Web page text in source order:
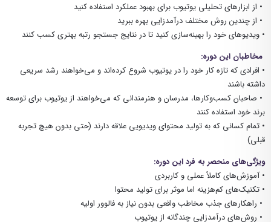
• از ابزارهای تحلیلی یوتیوب برای بهبود عملکرد استفاده کنید
• از چندین روش مختلف درآمدزایی بهره ببرید
• ویدیوهای خود را بهینه‌سازی کنید تا در نتایج جستجو رتبه بهتری کسب کنند
مخاطبان این دوره:
• افرادی که تازه کار خود را در یوتیوب شروع کرده‌اند و می‌خواهند رشد سریعی
داشته باشند
• صاحبان کسب‌وکارها، مدرسان و هنرمندانی که می‌خواهند از یوتیوب برای توسعه
برند خود استفاده کنند
• تمام کسانی که به تولید محتوای ویدیویی علاقه دارند (حتی بدون هیچ تجربه
قبلی)
ویژگی‌های منحصر به فرد این دوره:
• آموزش‌های کاملاً عملی و کاربردی
• تکنیک‌های کم‌هزینه اما موثر برای تولید محتوا
• راهکارهای جذب مخاطب واقعی بدون نیاز به فالوور اولیه
• روش‌های درآمدزایی چندگانه از یوتیوب